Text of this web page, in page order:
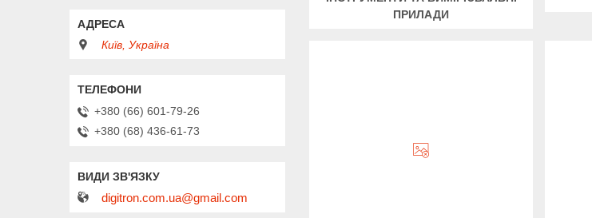
ПРИЛАДИ
Київ, Україна
+380 (66) 601-79-26
+380 (68) 436-61-73
digitron.com.ua@gmail.com